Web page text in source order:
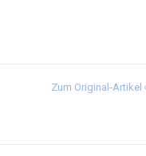
Zum Original-Artikel